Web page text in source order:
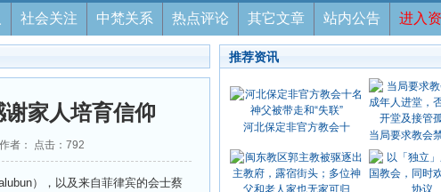
社会关注 中梵关系 热点评论 其它文章 站内公告 进入
家人培育信仰
作者： 点击： 792
），以及来自菲律宾的会士蔡
推荐资讯
河北保定非官方教会十
当局要求教会